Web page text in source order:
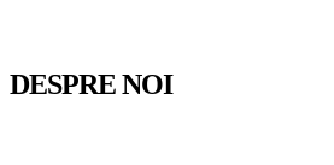
DESPRE NOI